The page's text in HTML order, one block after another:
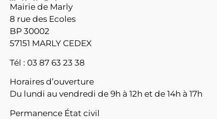
Mairie de Marly
8 rue des Ecoles
BP 30002
57151 MARLY CEDEX
Tél : 03 87 63 23 38
Horaires d’ouverture
Du lundi au vendredi de 9h à 12h et de 14h à 17h
Permanence État civil